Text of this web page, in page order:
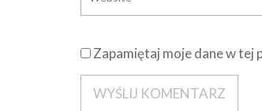
Zapamiętaj moje dane w tej